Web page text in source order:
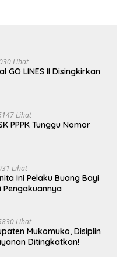
Lihat
GO LINES II Disingkirkan
Lihat
PPPK Tunggu Nomor
Lihat
Ini Pelaku Buang Bayi
Pengakuannya
Lihat
Mukomuko, Disiplin
Ditingkatkan!